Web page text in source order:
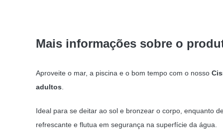
Mais informações sobre o
Aproveite o mar, a piscina e o bom tempo com o nosso
adultos
Ideal para se deitar ao sol e bronzear o corpo, enquanto
refrescante e flutua em segurança na superfície da água.